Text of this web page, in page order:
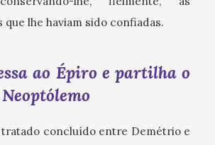
que lhe haviam sido confiadas.
ao Épiro e partilha o
tratado concluído entre Demétrio e